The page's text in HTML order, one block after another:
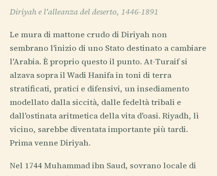
Diriyah e l'alleanza del deserto, 1446-1891
Le mura di mattone crudo di Diriyah non
sembrano l'inizio di uno Stato destinato a cambiare
l'Arabia. È proprio questo il punto. At-Turaif si
alzava sopra il Wadi Hanifa in toni di terra
stratificati, pratici e difensivi, un insediamento
modellato dalla siccità, dalle fedeltà tribali e
dall'ostinata aritmetica della vita d'oasi. Riyadh, lì
vicino, sarebbe diventata importante più tardi.
Prima venne Diriyah.
Nel 1744 Muhammad ibn Saud, sovrano locale di